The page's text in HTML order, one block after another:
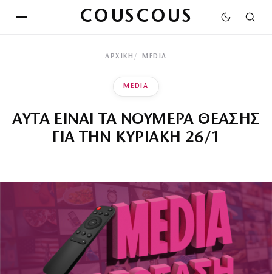
COUSCOUS
ΑΡΧΙΚΉ MEDIA
MEDIA
ΑΥΤΑ ΕΙΝΑΙ ΤΑ ΝΟΥΜΕΡΑ ΘΕΑΣΗΣ
ΓΙΑ ΤΗΝ ΚΥΡΙΑΚΗ 26/1